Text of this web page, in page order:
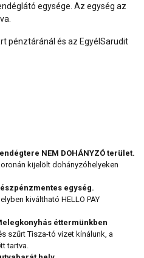
egysége. Az egység az
pénztáránál és az EgyélSarudit
NEM DOHÁNYZÓ terület.
kijelölt dohányzóhelyeken
egység.
kiváltható HELLO PAY
éttermünkben
szűrt Tisza-tó vizet kínálunk, a
tartva.